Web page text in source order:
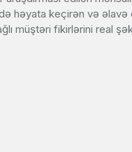
həyata keçirən və
müştəri fikirlərini real